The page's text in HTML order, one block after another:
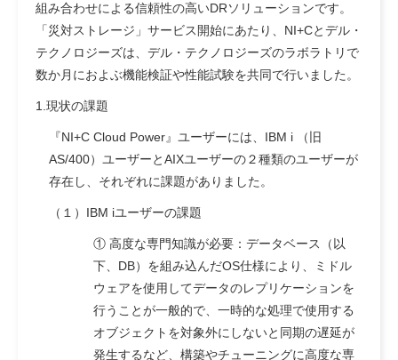
組み合わせによる信頼性の高いDRソリューションです。
「災対ストレージ」サービス開始にあたり、NI+Cとデル・
テクノロジーズは、デル・テクノロジーズのラボラトリで
数か月におよぶ機能検証や性能試験を共同で行いました。
1.現状の課題
『NI+C Cloud Power』ユーザーには、IBM i （旧
AS/400）ユーザーとAIXユーザーの２種類のユーザーが
存在し、それぞれに課題がありました。
（１）IBM iユーザーの課題
① 高度な専門知識が必要：データベース（以
下、DB）を組み込んだOS仕様により、ミドル
ウェアを使用してデータのレプリケーションを
行うことが一般的で、一時的な処理で使用する
オブジェクトを対象外にしないと同期の遅延が
発生するなど、構築やチューニングに高度な専